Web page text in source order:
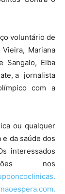
voluntário de
Mariana
Sangalo, Elba
a jornalista
com a
ou qualquer
e da saúde dos
interessados
nos